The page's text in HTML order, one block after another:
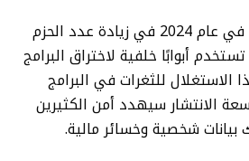
يتمثل توجه آخر مقلق في عام 2024 في زيادة عدد الحزم
أبوابًا خلفية لاختراق البرامج
الاستغلال للثغرات في البرامج
الانتشار سيهدد أمن الكثيرين
بيانات شخصية وخسائر مالية.